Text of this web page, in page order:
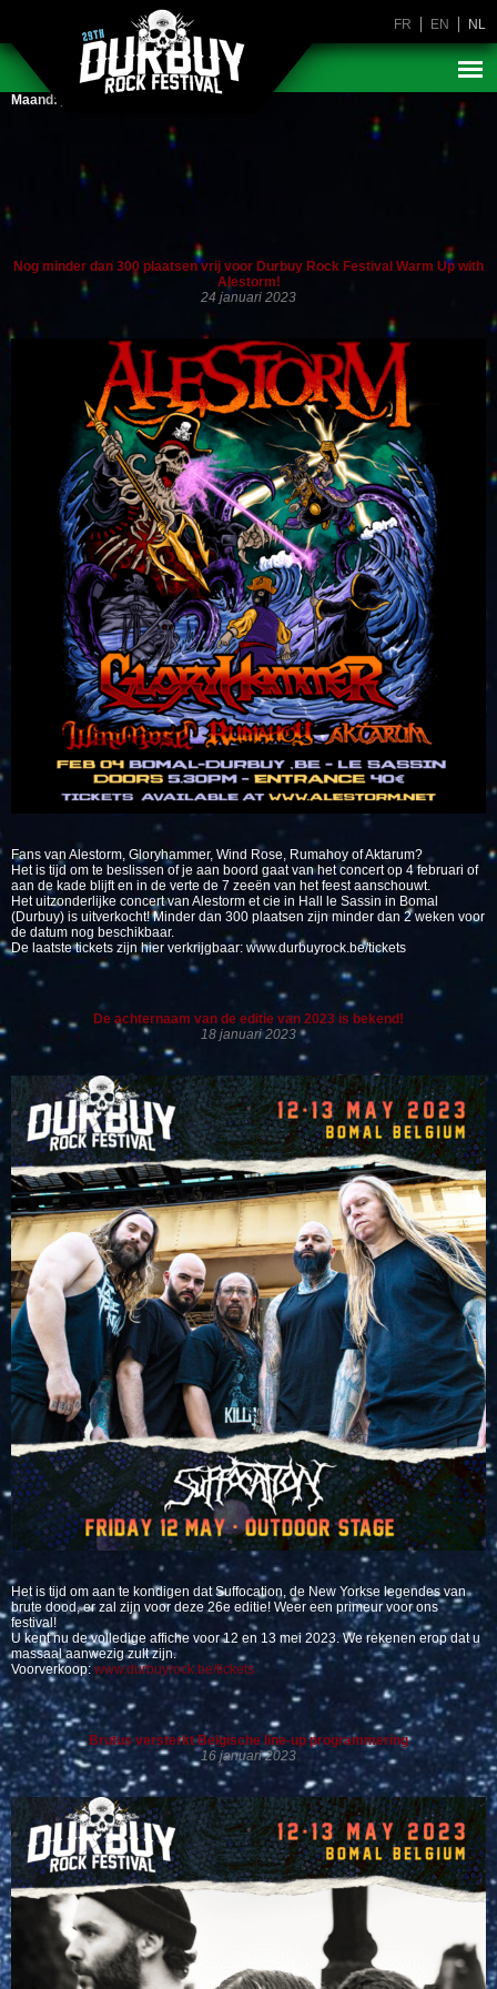
FR EN NL
Maand:
Nog minder dan 300 plaatsen vrij voor Durbuy Rock Festival Warm Up with
Alestorm!
24 januari 2023
Fans van Alestorm, Gloryhammer, Wind Rose, Rumahoy of Aktarum?
Het is tijd om te beslissen of je aan boord gaat van het concert op 4 februari of
aan de kade blijft en in de verte de 7 zeeën van het feest aanschouwt.
Het uitzonderlijke concert van Alestorm et cie in Hall le Sassin in Bomal
(Durbuy) is uitverkocht! Minder dan 300 plaatsen zijn minder dan 2 weken voor
de datum nog beschikbaar.
De laatste tickets zijn hier verkrijgbaar: www.durbuyrock.be/tickets
De achternaam van de editie van 2023 is bekend!
18 januari 2023
Het is tijd om aan te kondigen dat Suffocation, de New Yorkse legendes van
brute dood, er zal zijn voor deze 26e editie! Weer een primeur voor ons
festival!
U kent nu de volledige affiche voor 12 en 13 mei 2023. We rekenen erop dat u
massaal aanwezig zult zijn.
Voorverkoop:www.durbuyrock.be/tickets
Brutus versterkt Belgische line-up programmering
16 januari 2023